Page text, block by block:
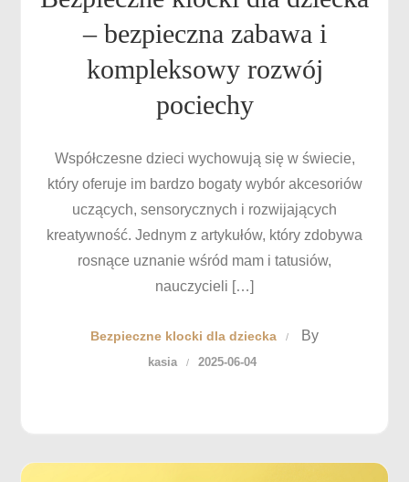
– bezpieczna zabawa i
kompleksowy rozwój
pociechy
Współczesne dzieci wychowują się w świecie,
który oferuje im bardzo bogaty wybór akcesoriów
uczących, sensorycznych i rozwijających
kreatywność. Jednym z artykułów, który zdobywa
rosnące uznanie wśród mam i tatusiów,
nauczycieli […]
Bezpieczne klocki dla dziecka By
kasia 2025-06-04